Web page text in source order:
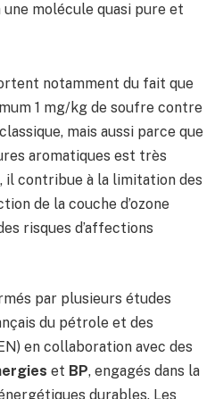
une molécule quasi pure et
notamment du fait que
1 mg/kg de soufre contre
mais aussi parce que
aromatiques est très
il contribue à la limitation des
de la couche d’ozone
risques d’affections
par plusieurs études
du pétrole et des
en collaboration avec des
et BP, engagés dans la
durables. Les